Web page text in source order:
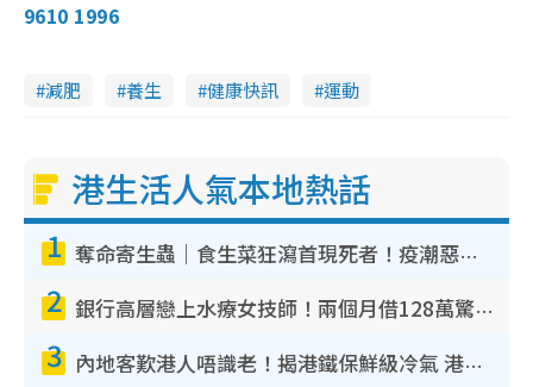
9610 1996
減肥 養生 健康快訊 運動
港生活人氣本地熱話
1 奪命寄生蟲｜食生菜狂瀉首現死者！疫潮惡化錄1.8萬宗病例 揭洗菜3大謬誤
2 銀行高層戀上水療女技師！兩個月借128萬驚覺「沉船」沉落火海 揭背後疑似邪教操控賣淫
3 內地客歎港人唔識老！揭港鐵保鮮級冷氣 港人求放過：咪投訴